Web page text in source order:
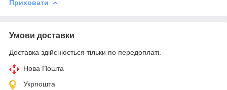
Приховати
Умови доставки
Доставка здійснюється тільки по передоплаті.
Нова Пошта
Укрпошта